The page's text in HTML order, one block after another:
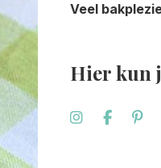
Veel
Hier kun